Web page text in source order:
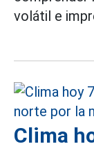
volátil e
Clima